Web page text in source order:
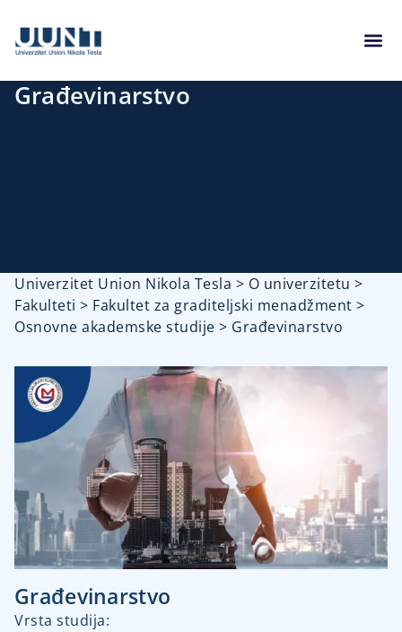
Građevinarstvo
Univerzitet Union Nikola Tesla > O univerzitetu >
Fakulteti > Fakultet za graditeljski menadžment >
Osnovne akademske studije > Građevinarstvo
Građevinarstvo
Vrsta studija:​